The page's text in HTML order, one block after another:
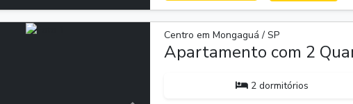
Centro em Mongaguá / SP
Apartamento com 2
2 dormitórios